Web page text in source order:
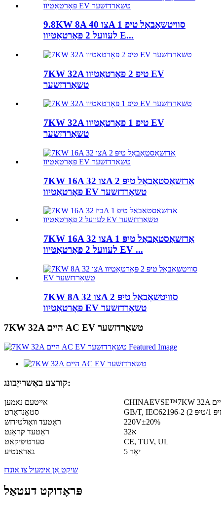
9.8KW 8A צו 40A סוויטשאַבאַל טיפּ 1
לעוועל 2 פּאָרטאַטיוו E...
7KW 32A טיפּ 2 פּאָרטאַטיוו EV
טשאַרדזשער
7KW 32A טיפּ 1 פּאָרטאַטיוו EV
טשאַרדזשער
7KW 16A צו 32A אַדזשאַסטאַבאַל טיפּ 2
פּאָרטאַטיוו EV טשאַרדזשער
7KW 16A צו 32A אַדזשאַסטאַבאַל טיפּ 1
לעוועל 2 פּאָרטאַטיוו EV ...
7KW 8A צו 32A סוויטשאַבאַל טיפּ 2
פּאָרטאַטיוו EV טשאַרדזשער
7KW 32A היים AC EV טשאַרדזשער
קורצע באַשרייַבונג:
אייטעם נאמען
סטאַנדאַרט
ראַטעד וואָולטידזש
220V±20%
ראַטעד קראַנט
32א
סערטיפיקאַט
CE, TUV, UL
גאַראַנטיע
5 יאָר
שיקט אַן אימעיל צו אונדז
פּראָדוקט דעטאַל